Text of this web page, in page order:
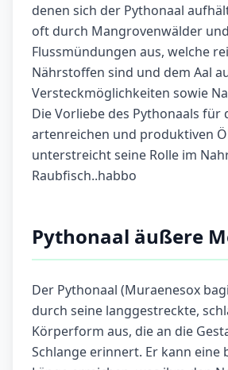
denen sich der Pythonaal
oft durch Mangrovenwälder und
Flussmündungen aus, welche
Nährstoffen sind und dem Aal
Versteckmöglichkeiten sowie
Die Vorliebe des Pythonaals für
artenreichen und produktiven
unterstreicht seine Rolle im
Raubfisch..habbo
Pythonaal äußere
Der Pythonaal (Muraenesox
durch seine langgestreckte,
Körperform aus, die an die
Schlange erinnert. Er kann eine